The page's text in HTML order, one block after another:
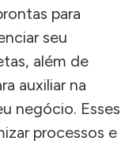
para
seu
além de
auxiliar na
negócio. Esses
processos e